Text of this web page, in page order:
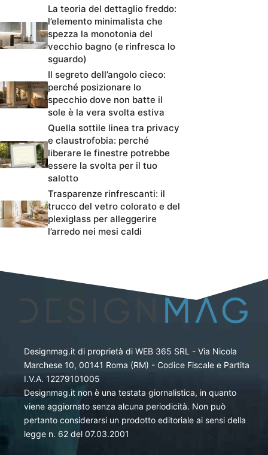
La teoria del dettaglio freddo:
l’elemento minimalista che
spezza la monotonia del
vecchio bagno (e rinfresca lo
sguardo)
Il segreto dell’angolo cieco:
perché posizionare lo
specchio dove non batte il
sole è la vera svolta estiva
Quella sottile linea tra privacy
e claustrofobia: perché
liberare le finestre potrebbe
essere la svolta per il tuo
salotto
Trasparenze rinfrescanti: il
trucco del vetro colorato e del
plexiglass per alleggerire
l’arredo nei mesi caldi
Designmag.it di proprietà di WEB 365 SRL - Via Nicola
Marchese 10, 00141 Roma (RM) - Codice Fiscale e Partita
I.V.A. 12279101005
Designmag.it non è una testata giornalistica, in quanto
viene aggiornato senza alcuna periodicità. Non può
pertanto considerarsi un prodotto editoriale ai sensi della
legge n. 62 del 07.03.2001